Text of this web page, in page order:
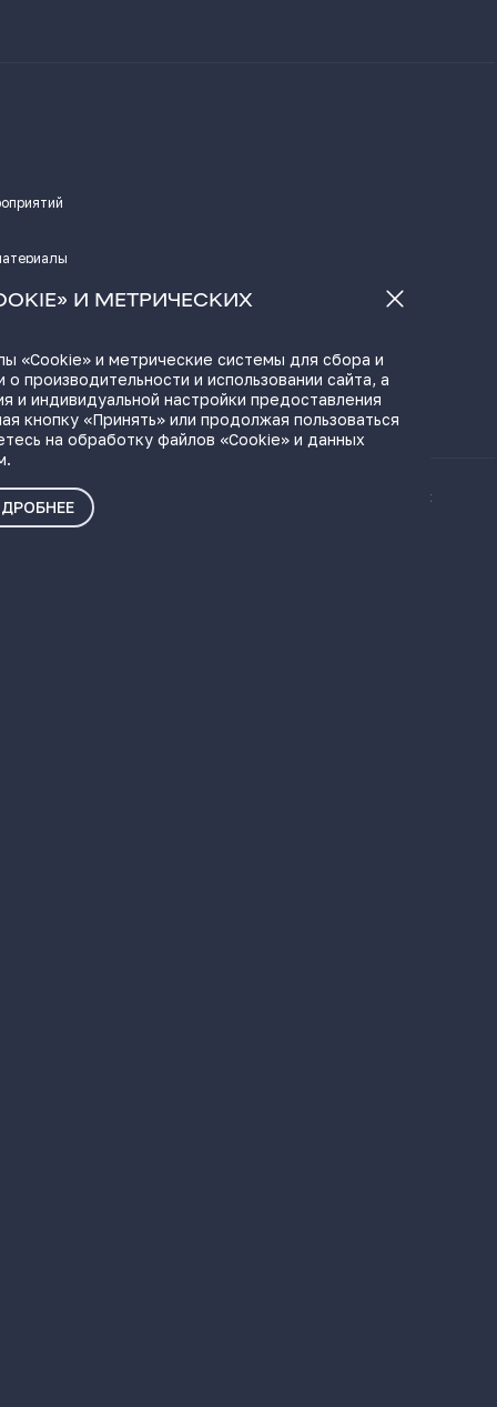
материалы
Политика о персональных
И МЕТРИЧЕСКИХ
«Cookie» и метрические системы для сбора и
производительности и использовании сайта, а
и индивидуальной настройки предоставления
кнопку «Принять» или продолжая пользоваться
на обработку файлов «Cookie» и данных